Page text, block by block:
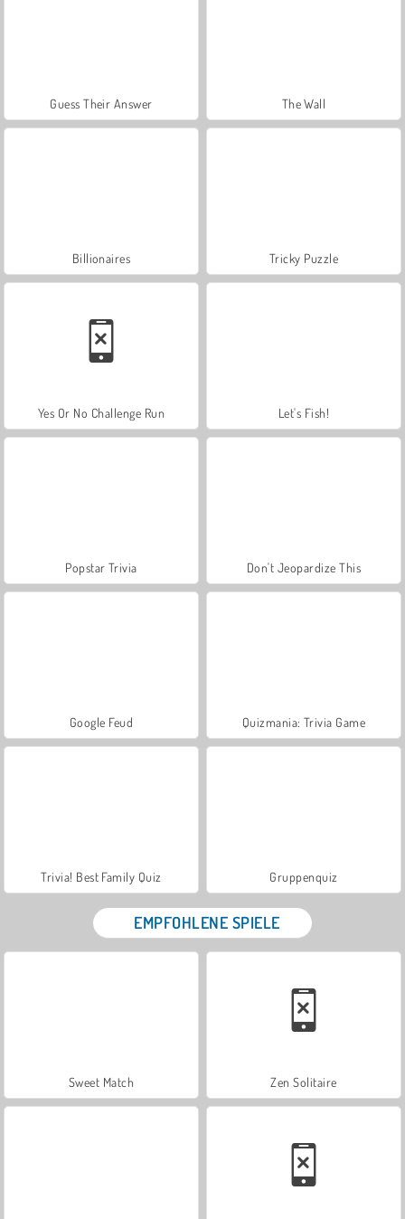
Guess Their Answer The Wall
Billionaires Tricky Puzzle
Yes Or No Challenge Run Let's Fish!
Popstar Trivia Don't Jeopardize This
Google Feud Quizmania: Trivia Game
Trivia! Best Family Quiz Gruppenquiz
EMPFOHLENE SPIELE
Sweet Match Zen Solitaire